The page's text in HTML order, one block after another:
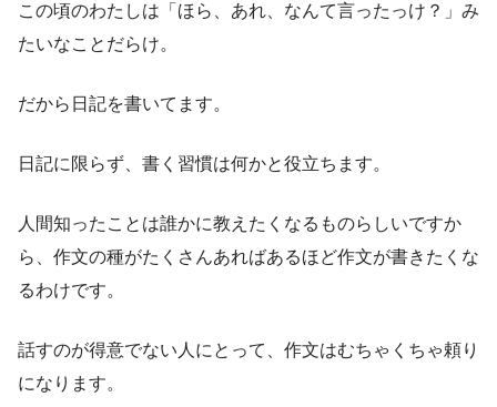
この頃のわたしは「ほら、あれ、なんて言ったっけ？」み
たいなことだらけ。
だから日記を書いてます。
日記に限らず、書く習慣は何かと役立ちます。
人間知ったことは誰かに教えたくなるものらしいですか
ら、作文の種がたくさんあればあるほど作文が書きたくな
るわけです。
話すのが得意でない人にとって、作文はむちゃくちゃ頼り
になります。